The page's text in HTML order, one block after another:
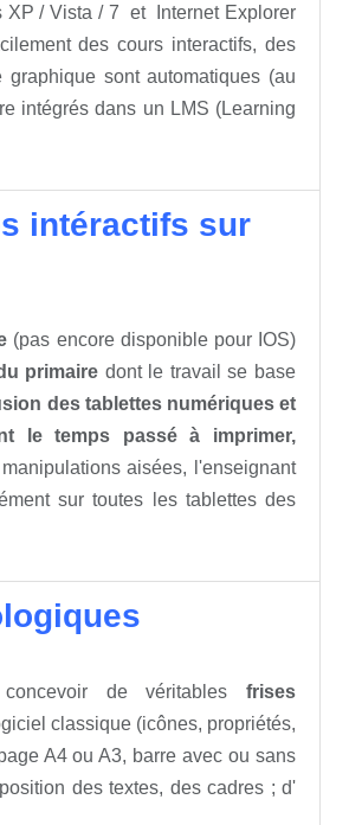
XP / Vista / 7 et
Internet Explorer
des cours interactifs, des
graphique sont automatiques (au
intégrés dans un LMS (Learning
intéractifs sur
(pas encore disponible pour IOS)
primaire dont le travail se base
des tablettes numériques et
le temps passé à imprimer,
aisées, l'enseignant
sur toutes les tablettes des
de véritables frises
classique (icônes, propriétés,
A4 ou A3, barre avec ou sans
des textes, des cadres ; d'